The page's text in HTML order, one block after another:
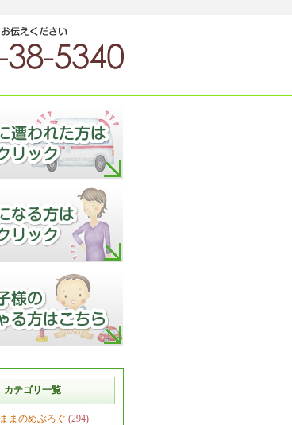
カテゴリ一覧
ままのめぶろぐ (294)